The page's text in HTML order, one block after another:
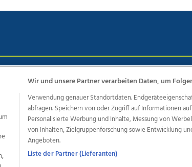
AGB Anzeigekunden AGB Website
Medienhauses Wimmer
OÖN Immobilien OÖN Karriere OÖN
wirtrauern.at
Wir und unsere Partner verarbeiten Daten, um
Verwendung genauer Standortdaten.
abfragen. Speichern von oder Zugriff auf Informationen
Personalisierte Werbung und Inhalte, Messung von
von Inhalten, Zielgruppenforschung sowie Entwicklung
Angeboten.
Liste der Partner (Lieferanten)